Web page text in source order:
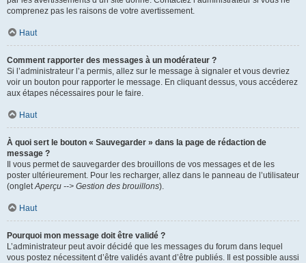
comprenez pas les raisons de votre avertissement.
Haut
Comment rapporter des messages à un modérateur ?
Si l’administrateur l’a permis, allez sur le message à signaler et vous devriez
voir un bouton pour rapporter le message. En cliquant dessus, vous accéderez
aux étapes nécessaires pour le faire.
Haut
À quoi sert le bouton « Sauvegarder » dans la page de rédaction de
message ?
Il vous permet de sauvegarder des brouillons de vos messages et de les
poster ultérieurement. Pour les recharger, allez dans le panneau de l’utilisateur
(ongletAperçu --> Gestion des brouillons).
Haut
Pourquoi mon message doit être validé ?
L’administrateur peut avoir décidé que les messages du forum dans lequel
vous postez nécessitent d’être validés avant d’être publiés. Il est possible aussi